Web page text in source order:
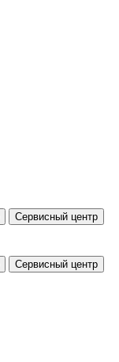
Сервисный центр
Сервисный центр